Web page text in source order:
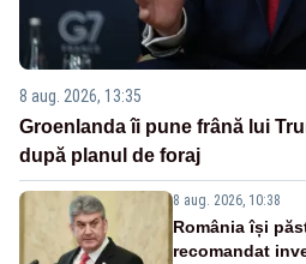
8 aug. 2026, 13:35
Groenlanda îi pune frână lui
după planul de foraj
8 aug. 2026, 10:38
România își
recomandat